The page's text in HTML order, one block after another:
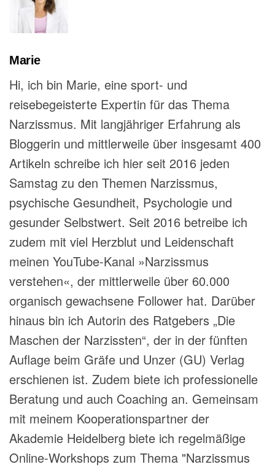
Marie
Hi, ich bin Marie, eine sport- und
reisebegeisterte Expertin für das Thema
Narzissmus. Mit langjähriger Erfahrung als
Bloggerin und mittlerweile über insgesamt 400
Artikeln schreibe ich hier seit 2016 jeden
Samstag zu den Themen Narzissmus,
psychische Gesundheit, Psychologie und
gesunder Selbstwert. Seit 2016 betreibe ich
zudem mit viel Herzblut und Leidenschaft
meinen YouTube-Kanal »Narzissmus
verstehen«, der mittlerweile über 60.000
organisch gewachsene Follower hat. Darüber
hinaus bin ich Autorin des Ratgebers „Die
Maschen der Narzissten“, der in der fünften
Auflage beim Gräfe und Unzer (GU) Verlag
erschienen ist. Zudem biete ich professionelle
Beratung und auch Coaching an. Gemeinsam
mit meinem Kooperationspartner der
Akademie Heidelberg biete ich regelmäßige
Online-Workshops zum Thema "Narzissmus